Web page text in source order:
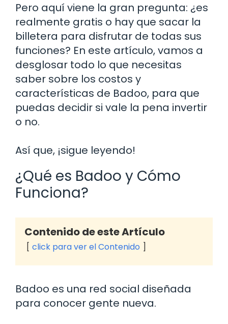
Pero aquí viene la gran pregunta: ¿es
realmente gratis o hay que sacar la
billetera para disfrutar de todas sus
funciones? En este artículo, vamos a
desglosar todo lo que necesitas
saber sobre los costos y
características de Badoo, para que
puedas decidir si vale la pena invertir
o no.
Así que, ¡sigue leyendo!
¿Qué es Badoo y Cómo
Funciona?
Contenido de este Artículo
click para ver el Contenido
Badoo es una red social diseñada
para conocer gente nueva.